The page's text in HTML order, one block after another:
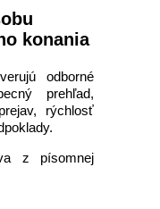
konania
odborné
prehľad,
rýchlosť
z písomnej